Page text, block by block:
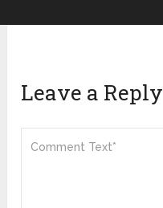
Leave a Reply